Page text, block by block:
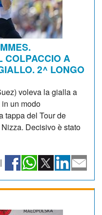
COLPACCIO A
2^ LONGO
voleva la gialla a
un modo
tappa del Tour de
Decisivo è stato
|